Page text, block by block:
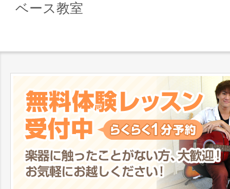
ベース教室